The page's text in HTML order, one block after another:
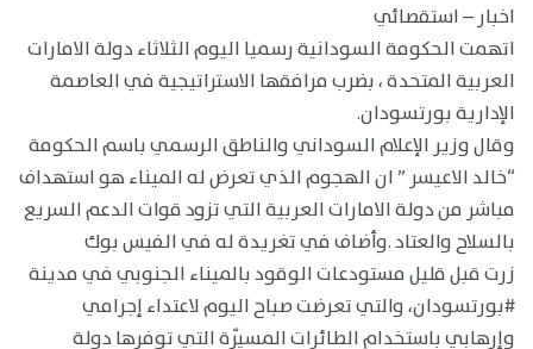
اخبار – استقصائي
اتهمت الحكومة السودانية رسميا اليوم الثلاثاء دولة الامارات
العربية المتحدة ، بضرب مرافقها الاستراتيجية في العاصمة
الإدارية بورتسودان.
وقال وزير الإعلام السوداني والناطق الرسمي باسم الحكومة
“خالد الاعيسر ” ان الهجوم الذي تعرض له الميناء هو استهداف
مباشر من دولة الامارات العربية التي تزود قوات الدعم السريع
بالسلاح والعتاد .وأضاف في تغريدة له في الفيس بوك
زرت قبل قليل مستودعات الوقود بالميناء الجنوبي في مدينة
‎#بورتسودان، والتي تعرضت صباح اليوم لاعتداء إجرامي
وإرهابي باستخدام الطائرات المسيّرة التي توفرها دولة